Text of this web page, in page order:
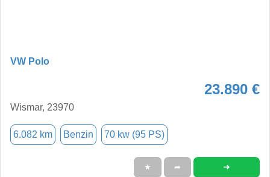
VW Polo
23.890 €
Wismar, 23970
6.082 km Benzin 70 kw (95 PS)
★ ➦ ➜